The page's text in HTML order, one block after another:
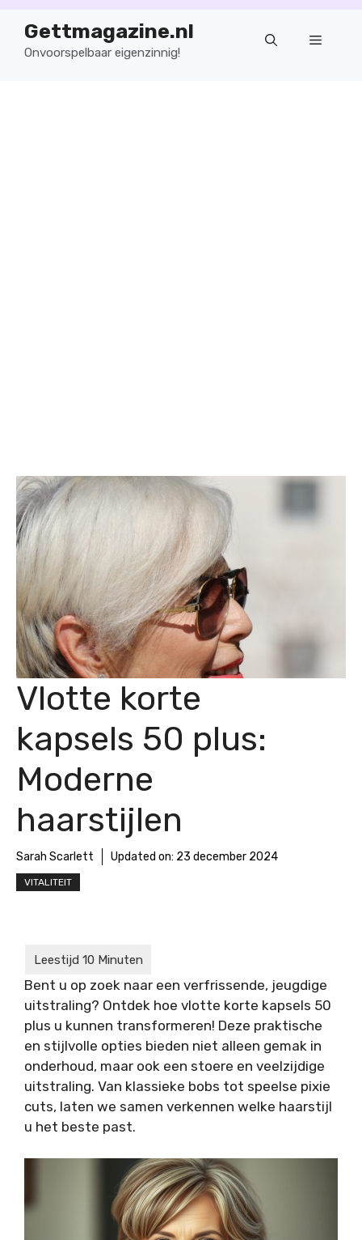
naarGettmagazine.nl
Onvoorspelbaar eigenzinnig!
Menu
Vlotte korte
kapsels 50 plus:
Moderne
haarstijlen
Sarah Scarlett Updated on: 23 december 2024
VITALITEIT
Bent u op zoek naar een verfrissende, jeugdige
uitstraling? Ontdek hoe vlotte korte kapsels 50
plus u kunnen transformeren! Deze praktische
en stijlvolle opties bieden niet alleen gemak in
onderhoud, maar ook een stoere en veelzijdige
uitstraling. Van klassieke bobs tot speelse pixie
cuts, laten we samen verkennen welke haarstijl
u het beste past.